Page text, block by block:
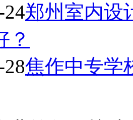
24郑州室内设
？
焦作中专学